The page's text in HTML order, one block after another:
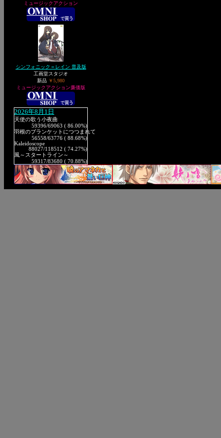
ミュージックアクション
シンフォニック＝レイン 普及版
工画堂スタジオ
新品 ￥5,980
ミュージックアクション廉価版
2026年8月1日
天使の歌う小夜曲
59396/69063 ( 86.00%)
羽根のブランケットにつつまれて
56558/63776 ( 88.68%)
Kaleidoscope
88027/118512 ( 74.27%)
風～スタートライン～
59317/83680 ( 70.88%)